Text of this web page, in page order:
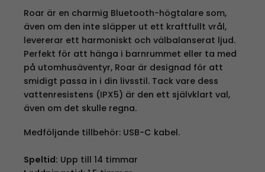
Roar är en charmig Bluetooth-högtalare som,
även om den inte släpper ut ett kraftfullt vrål,
levererar ett harmoniskt och välbalanserat ljud.
Perfekt för att hänga i barnrummet eller ta med
på utomhusäventyr, Roar är designad för att
smidigt passa in i din livsstil. Tack vare dess
vattenresistens (IPX5) är den ett självklart val,
även om det skulle regna.
Medföljande tillbehör: USB-C kabel.
Speltid: Upp till 14 timmar